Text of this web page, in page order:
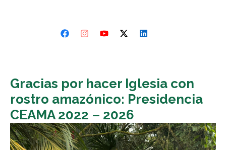
Gracias por hacer Iglesia con
rostro amazónico: Presidencia
CEAMA 2022 – 2026